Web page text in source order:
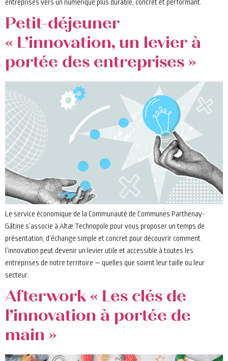
entreprises vers un numérique plus durable, concret et performant.
Petit-déjeuner
« L’innovation, un levier à
portée des entreprises »
Le service économique de la Communauté de Communes Parthenay-
Gâtine s’associe à Altæ Technopole pour vous proposer un temps de
présentation, d’échange simple et concret pour découvrir comment
l’innovation peut devenir un levier utile et accessible à toutes les
entreprises de notre territoire — quelles que soient leur taille ou leur
secteur.
Afterwork « Les clés de
l’innovation à portée de
main »